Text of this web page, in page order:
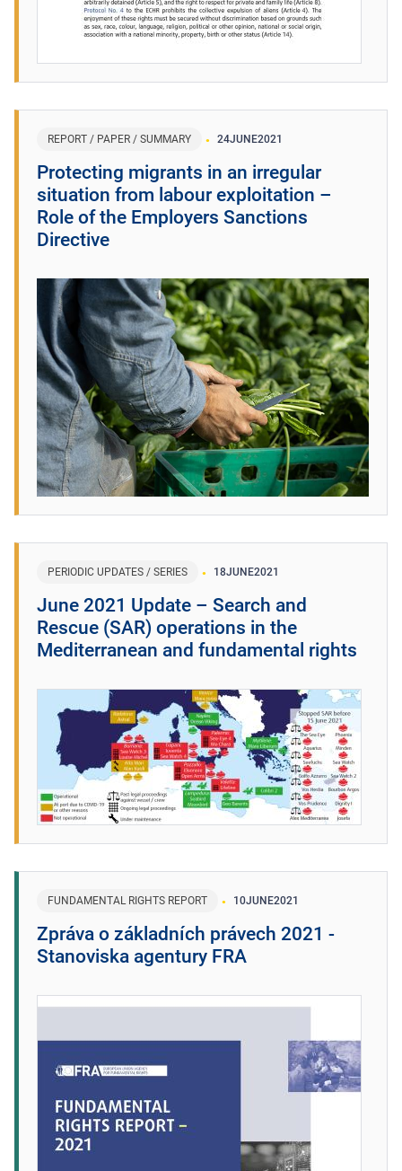
REPORT / PAPER / SUMMARY 24JUNE2021
Protecting migrants in an irregular
situation from labour exploitation –
Role of the Employers Sanctions
Directive
PERIODIC UPDATES / SERIES 18JUNE2021
June 2021 Update – Search and
Rescue (SAR) operations in the
Mediterranean and fundamental rights
FUNDAMENTAL RIGHTS REPORT 10JUNE2021
Zpráva o základních právech 2021 -
Stanoviska agentury FRA